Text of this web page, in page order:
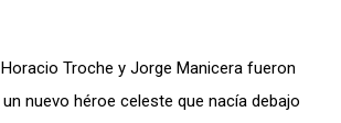
Troche y Jorge Manicera fueron
nuevo héroe celeste que nacía debajo